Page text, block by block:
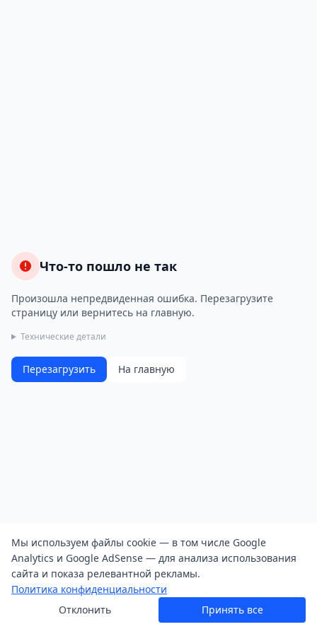
Что-то пошло не так
Произошла непредвиденная ошибка. Перезагрузите
страницу или вернитесь на главную.
Технические детали
Перезагрузить На главную
Мы используем файлы cookie — в том числе Google
Analytics и Google AdSense — для анализа использования
сайта и показа релевантной рекламы.
Политика конфиденциальности
Отклонить
Принять все